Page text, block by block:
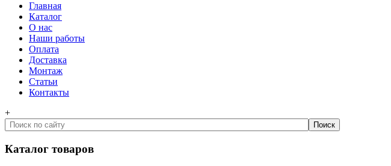
Главная
Каталог
О нас
Наши работы
Оплата
Доставка
Монтаж
Статьи
Контакты
+
Каталог товаров